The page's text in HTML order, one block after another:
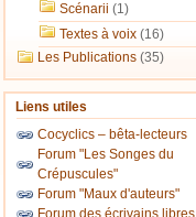
Scénarii (1)
Textes à voix (16)
Les Publications (35)
Liens utiles
Cocyclics – bêta-lecteurs
Forum "Les Songes du
Crépuscules"
Forum "Maux d'auteurs"
Forum des écrivains libres